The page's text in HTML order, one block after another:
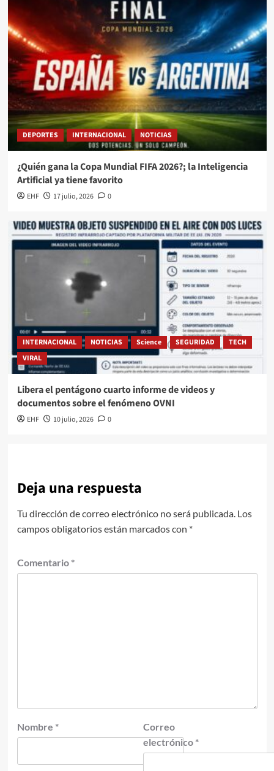
DEPORTES INTERNACIONAL NOTICIAS
¿Quién gana la Copa Mundial FIFA 2026?; la Inteligencia
Artificial ya tiene favorito
EHF 17 julio, 2026 0
INTERNACIONAL NOTICIAS Science SEGURIDAD
TECH
VIRAL
Libera el pentágono cuarto informe de videos y
documentos sobre el fenómeno OVNI
EHF 10 julio, 2026 0
Deja una respuesta
Tu dirección de correo electrónico no será publicada. Los
campos obligatorios están marcados con *
Comentario *
Nombre *
Correo
electrónico *